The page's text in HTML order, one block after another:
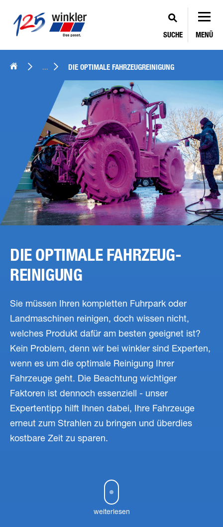
SUCHE MENÜ
... DIE OPTIMALE FAHRZEUG­REINIGUNG
DIE OPTIMALE FAHRZEUG­
REINIGUNG
Sie müssen Ihren kompletten Fuhrpark oder
Landmaschinen reinigen, doch wissen nicht,
welches Produkt dafür am besten geeignet ist?
Kein Problem, denn wir bei winkler sind Experten,
wenn es um die optimale Reinigung Ihrer
Fahrzeuge geht. Die Beachtung wichtiger
Faktoren ist dennoch essenziell - unser
Expertentipp hilft Ihnen dabei, Ihre Fahrzeuge
erneut zum Strahlen zu bringen und überdies
kostbare Zeit zu sparen.
weiterlesen